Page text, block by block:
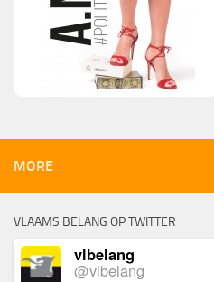
MORE
VLAAMS BELANG OP TWITTER
vlbelang
@vlbelang